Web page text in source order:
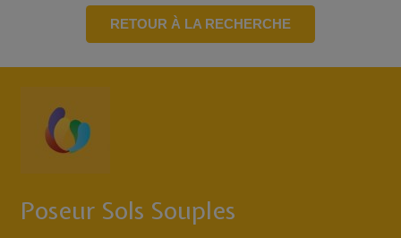
RETOUR À LA RECHERCHE
Poseur Sols Souples